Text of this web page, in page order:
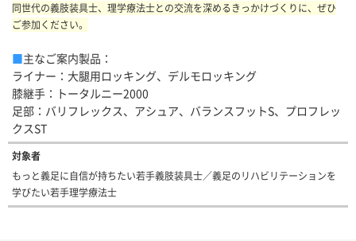
同世代の義肢装具士、理学療法士との交流を深めるきっかけづくりに、ぜひ
ご参加ください。
■主なご案内製品：
ライナー：大腿用ロッキング、デルモロッキング
膝継手：トータルニー2000
足部：バリフレックス、アシュア、バランスフットS、プロフレッ
クスST
対象者
もっと義足に自信が持ちたい若手義肢装具士／義足のリハビリテーションを
学びたい若手理学療法士